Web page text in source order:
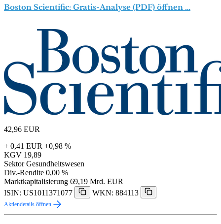
Boston Scientific: Gratis-Analyse (PDF) öffnen …
42,96 EUR
+ 0,41 EUR +0,98 %
KGV 19,89
Sektor Gesundheitswesen
Div.-Rendite 0,00 %
Marktkapitalisierung 69,19 Mrd. EUR
ISIN: US1011371077
WKN: 884113
Aktiendetails öffnen